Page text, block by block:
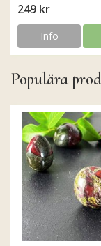
249 kr
Info
Populära